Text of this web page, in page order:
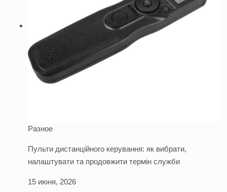
Разное
Пульти дистанційного керування: як вибрати,
налаштувати та продовжити термін служби
15 июня, 2026